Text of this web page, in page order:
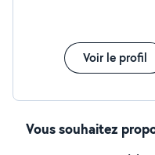
Voir le profil
Vous souhaitez